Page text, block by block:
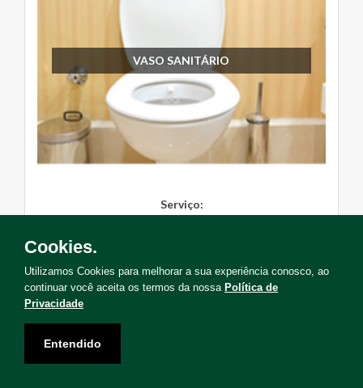
VASO SANITÁRIO
Serviço:
Cookies.
Utilizamos Cookies para melhorar a sua experiência conosco, ao
continuar você aceita os termos da nossa Política de
Privacidade
Entendido